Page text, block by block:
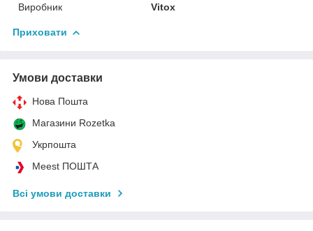
Виробник
Vitox
Приховати
Умови доставки
Нова Пошта
Магазини Rozetka
Укрпошта
Meest ПОШТА
Всі умови доставки